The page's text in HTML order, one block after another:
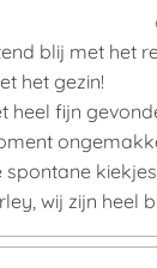
blij met het
het gezin!
heel fijn
wij zijn heel